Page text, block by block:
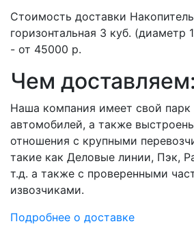
Стоимость доставки
горизонтальная 3 куб.
- от 45000 р.
Чем доставляем:
Наша компания имеет свой парк
автомобилей, а также
отношения с крупными
такие как Деловые линии, Пэк,
т.д. а также с проверенными
извозчиками.
Подробнее о доставке